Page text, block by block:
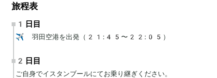
旅程表
1日目
✈️ 羽田空港を出発（21:45〜22:05）
2日目
ご自身でイスタンブールにてお乗り継ぎください。